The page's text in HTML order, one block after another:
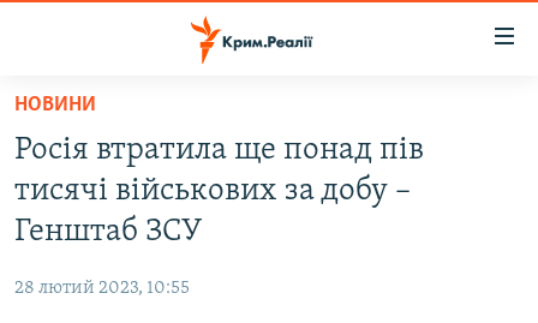
Перейти
основного
матеріалу
Перейти
до
основної
ВОДА.КРИМ
ВІДЕО ТА ФОТО
БЛОГИ
НОВИНИ
Росія втратила ще понад пів
тисячі військових за добу –
Генштаб ЗСУ
28 лютий 2023, 10:55